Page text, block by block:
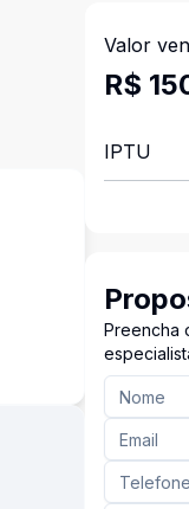
Valor
R$
IPTU
Preencha